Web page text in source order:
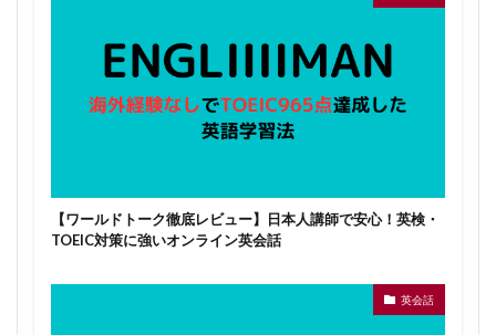
【ワールドトーク徹底レビュー】日本人講師で安心！英検・
TOEIC対策に強いオンライン英会話
英会話